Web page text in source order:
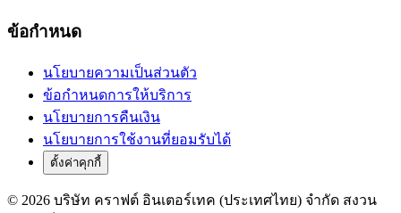
ข้อกำหนด
นโยบายความเป็นส่วนตัว
ข้อกำหนดการให้บริการ
นโยบายการคืนเงิน
นโยบายการใช้งานที่ยอมรับได้
ตั้งค่าคุกกี้
© 2026 บริษัท คราฟต์ อินเตอร์เทค (ประเทศไทย) จำกัด สงวน